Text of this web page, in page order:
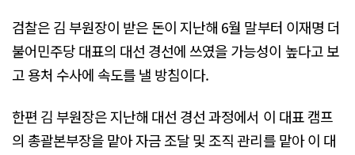
검찰은 김 부원장이 받은 돈이 지난해 6월 말부터 이재명 더
불어민주당 대표의 대선 경선에 쓰였을 가능성이 높다고 보
고 용처 수사에 속도를 낼 방침이다.
한편 김 부원장은 지난해 대선 경선 과정에서 이 대표 캠프
의 총괄본부장을 맡아 자금 조달 및 조직 관리를 맡아 이 대